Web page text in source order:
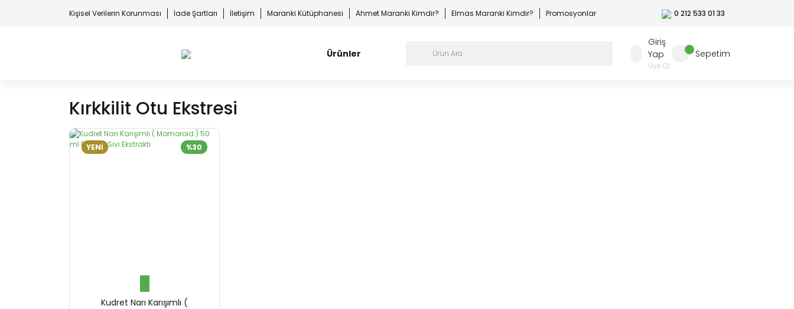
Kişisel Verilerin Korunması İade Şartları İletişim Maranki Kütüphanesi Ahmet Maranki Kimdir? Elmas Maranki Kimdir? Promosyonlar 0 212 533 01 33
Ürünler
Giriş
Yap
Üye Ol
Sepetim
Kırkkilit Otu Ekstresi
%30
YENİ
Kudret Narı Karışımlı (